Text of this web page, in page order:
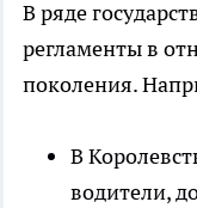
В ряде
регламенты в
поколения.
В
водители,